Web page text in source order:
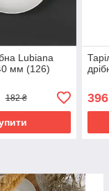
Lubiana
мм (126)
182 ₴